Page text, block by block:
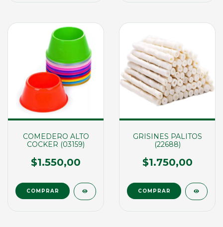
COMEDERO ALTO
COCKER (03159)
$1.550,00
GRISINES PALITOS
(22688)
$1.750,00